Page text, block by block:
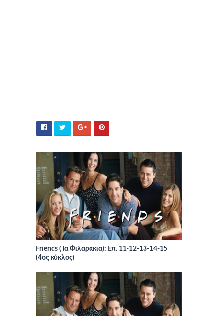
Friends (Τα Φιλαράκια): Επ. 11-12-13-14-15
(4ος κύκλος)